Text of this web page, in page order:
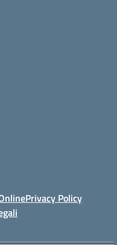
Privacy Policy